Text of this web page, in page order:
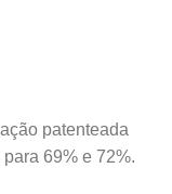
patenteada
69% e 72%.